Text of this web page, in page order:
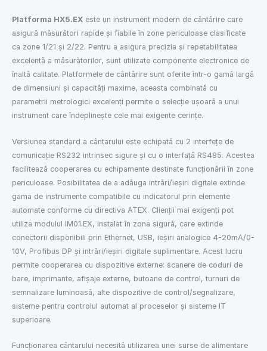
Platforma HX5.EX este un instrument modern de cântărire care
asigură măsurători rapide și fiabile în zone periculoase clasificate
ca zone 1/21 și 2/22. Pentru a asigura precizia și repetabilitatea
excelentă a măsurătorilor, sunt utilizate componente electronice de
înaltă calitate. Platformele de cântărire sunt oferite într-o gamă largă
de dimensiuni și capacități maxime, aceasta combinată cu
parametrii metrologici excelenți permite o selecție ușoară a unui
instrument care îndeplinește cele mai exigente cerințe.
Versiunea standard a cântarului este echipată cu 2 interfețe de
comunicație RS232 intrinsec sigure și cu o interfață RS485. Acestea
facilitează cooperarea cu echipamente destinate funcționării în zone
periculoase. Posibilitatea de a adăuga intrări/ieșiri digitale extinde
gama de instrumente compatibile cu indicatorul prin elemente
automate conforme cu directiva ATEX. Clienții mai exigenți pot
utiliza modulul IM01.EX, instalat în zona sigură, care extinde
conectorii disponibili prin Ethernet, USB, ieșiri analogice 4-20mA/0-
10V, Profibus DP și intrări/ieșiri digitale suplimentare. Acest lucru
permite cooperarea cu dispozitive externe: scanere de coduri de
bare, imprimante, afișaje externe, butoane de control, turnuri de
semnalizare luminoasă, alte dispozitive de control/segnalizare,
sisteme pentru controlul automat al proceselor și sisteme IT
superioare.
Funcționarea cântarului necesită utilizarea unei surse de alimentare